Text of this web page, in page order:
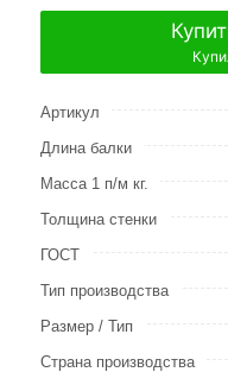
Артикул
Длина балки
Масса 1 п/м кг.
Толщина стенки
ГОСТ
Тип производства
Размер / Тип
Страна производства